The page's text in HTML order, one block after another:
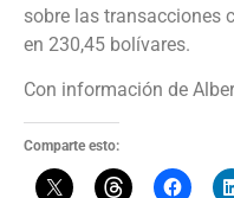
sobre las transacciones
en 230,45 bolívares.
Con información de
Comparte esto: